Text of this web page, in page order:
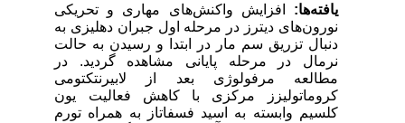
یافته‌ها:افزایش واکنش‌های مهاری و تحریکی
نورون‌های دیترز در مرحله اول جبران دهلیزی به
دنبال تزریق سم مار در ابتدا و رسیدن به حالت
نرمال در مرحله پایانی مشاهده گردید. در
مطالعه مرفولوژی بعد از لابیرنتکتومی
کروماتولیزز مرکزی با کاهش فعالیت یون
کلسیم وابسته به اسید فسفاتاز به همراه تورم